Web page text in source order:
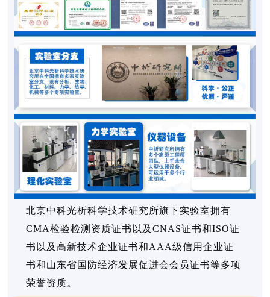
北京中科光析科学技术研究所旗下实验室拥有
CMA检验检测资质证书以及CNAS证书和ISO证
书以及高新技术企业证书和AAA级信用企业证
书和山东省国防经济发展促进会会员证书等多项
荣誉资质。